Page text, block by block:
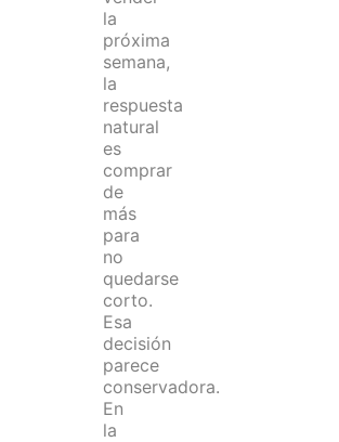
la
próxima
semana,
la
respuesta
natural
es
comprar
de
más
para
no
quedarse
corto.
Esa
decisión
parece
conservadora.
En
la